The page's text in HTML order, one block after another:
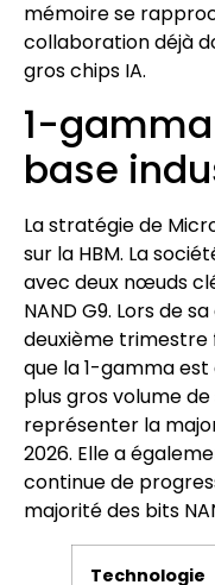
mémoire se
collaboration déjà
gros chips IA.
1-gamma
base
La stratégie de
sur la HBM. La
avec deux nœuds
NAND G9. Lors de
deuxième trimestre
que la 1-gamma
plus gros volume
représenter la
2026. Elle a
continue de
majorité des bits
Technologie